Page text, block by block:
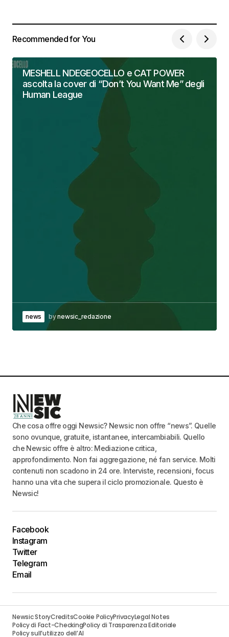
Recommended for You
MESHELL NDEGEOCELLO e CAT POWER
ascolta la cover di “Don’t You Want Me” degli
Human League
news bynewsic_redazione
Che cosa offre oggi Newsic? Newsic non offre “news”. Quelle
sono ovunque, gratuite, istantanee, intercambiabili. Quello
che Newsic offre è altro: Mediazione critica,
approfondimento. Non fai aggregazione, né fan service. Molti
contenuti non scadono in 24 ore. Interviste, recensioni, focus
hanno una vita che supera il ciclo promozionale. Questo è
Newsic!
Facebook
Instagram
Twitter
Telegram
Email
Newsic StoryCreditsCookie PolicyPrivacyLegal Notes
Policy di Fact-CheckingPolicy di Trasparenza Editoriale
Policy sull’utilizzo dell’AI